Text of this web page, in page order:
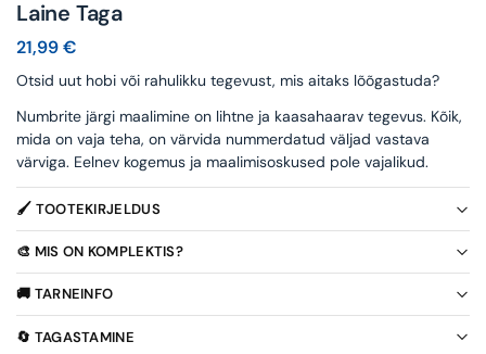
Laine Taga
21,99€
Otsid uut hobi või rahulikku tegevust, mis aitaks lõõgastuda?
Numbrite järgi maalimine on lihtne ja kaasahaarav tegevus. Kõik,
mida on vaja teha, on värvida nummerdatud väljad vastava
värviga. Eelnev kogemus ja maalimisoskused pole vajalikud.
🖌️ TOOTEKIRJELDUS
🎨 MIS ON KOMPLEKTIS?
🚚 TARNEINFO
🔄 TAGASTAMINE